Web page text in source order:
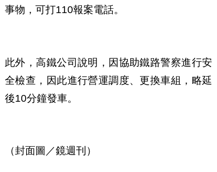
事物，可打110報案電話。
此外，高鐵公司說明，因協助鐵路警察進行安
全檢查，因此進行營運調度、更換車組，略延
後10分鐘發車。
（封面圖／鏡週刊）